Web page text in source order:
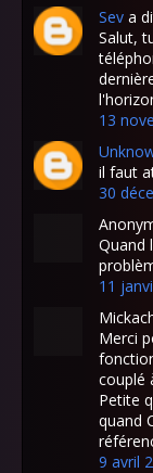
Sev a
Salut,
13
il faut
30
Quand
11
Merci
couplé
Petite
quand
9 avril